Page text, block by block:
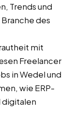
Trends und
des
mit
Freelancer
in Wedel und
wie ERP-
digitalen